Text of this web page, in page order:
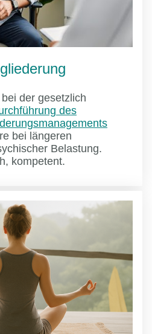
der gesetzlich
des
bei längeren
Belastung.
kompetent.